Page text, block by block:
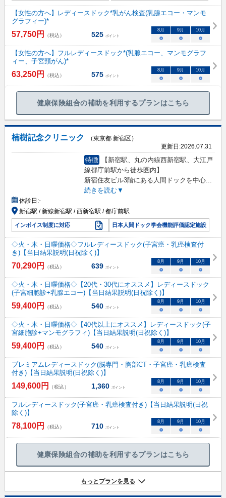
【女性の方へ】レディースドック*乳がん検査(乳腺エコー・マンモ
グラフィー)*
57,750円 （税込） 525 ポイント
8 月 9 月 10月
○ ○ ○
【女性の方へ】フルレディースドック*(乳腺エコー、マンモグラフ
ィー、子宮頸がん)*
63,250円 （税込） 575 ポイント
8 月 9 月 10月
○ ○ ○
健康保険組合の補助を利用するプランはこちら
楠樹記念クリニック
（東京都 新宿区）
更新日:2026.07.31
特徴
【新宿駅、丸の内線西新宿駅、大江戸
線都庁前駅から徒歩圏内】
新宿住友ビル3階にある人間ドックを中心...
続きを読む▼
休診日:-
新宿駅 / 新線新宿駅 / 西新宿駅 / 都庁前駅
インボイス制度に対応 日本人間ドック学会機能評価認定施設
◇火・木・日曜価格◇フルレディースドック(子宮癌・乳癌検査付
き)【当日結果説明(日祝除く)】
70,290円 （税込） 639 ポイント
8 月 9 月 10月
○ ○ ○
◇火・木・日曜価格◇【20代・30代にオススメ】レディースドック
(子宮細胞診+乳腺エコー)【当日結果説明(日祝除く)】
59,400円 （税込） 540 ポイント
8 月 9 月 10月
○ ○ ○
◇火・木・日曜価格◇【40代以上にオススメ】レディースドック(子
宮細胞診+マンモグラフィ)【当日結果説明(日祝除く)】
59,400円 （税込） 540 ポイント
8 月 9 月 10月
○ ○ ○
プレミアムレディースドック(脳専門・胸部CT・子宮癌・乳癌検査
付き)【当日結果説明(日祝除く)】
149,600円 （税込） 1,360 ポイント
8 月 9 月 10月
○ ○ ○
フルレディースドック(子宮癌・乳癌検査付き)【当日結果説明(日祝
除く)】
78,100円 （税込） 710 ポイント
8 月 9 月 10月
○ ○ ○
健康保険組合の補助を利用するプランはこちら
もっとプランを見る